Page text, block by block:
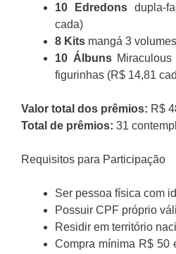
10 Edredons dupla-
cada)
8 Kits mangá 3
10 ÁlbunsMiraculous
figurinhas (R$ 14,81
Valor total dos prêmios: R$
Total de prêmios: 31
Requisitos para Participação
Ser pessoa física com
Possuir CPF próprio
Residir em território
Compra mínima R$ 50